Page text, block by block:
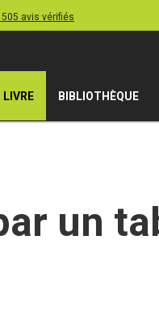
505 avis vérifiés
LIVRE BIBLIOTHÈQUE
un